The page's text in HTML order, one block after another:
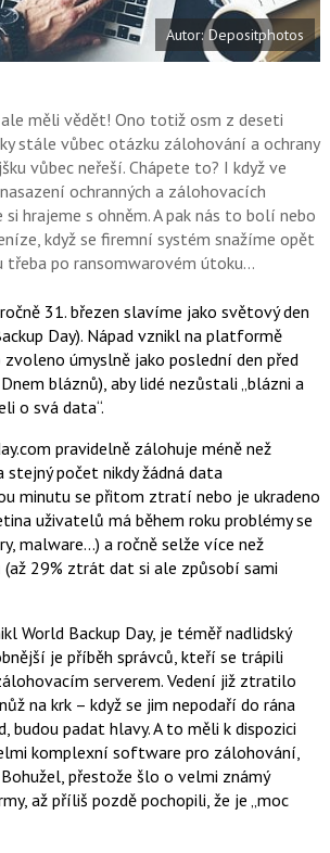
b
o
o
k
i
X
Autor: Depositphotos
měli vědět! Ono totiž osm z deseti
stále vůbec otázku zálohování a ochrany
vůbec neřeší. Chápete to? I když ve
ochranných a zálohovacích
hrajeme s ohněm. A pak nás to bolí nebo
když se firemní systém snažíme opět
po ransomwarovém útoku…
31. březen slavíme jako světový den
Day). Nápad vznikl na platformě
úmyslně jako poslední den před
bláznů), aby lidé nezůstali „blázni a
o svá data“.
pravidelně zálohuje méně než
počet nikdy žádná data
minutu se přitom ztratí nebo je ukradeno
uživatelů má během roku problémy se
malware…) a ročně selže více než
29% ztrát dat si ale způsobí sami
World Backup Day, je téměř nadlidský
je příběh správců, kteří se trápili
serverem. Vedení již ztratilo
na krk – když se jim nepodaří do rána
budou padat hlavy. A to měli k dispozici
komplexní software pro zálohování,
přestože šlo o velmi známý
až příliš pozdě pochopili, že je „moc